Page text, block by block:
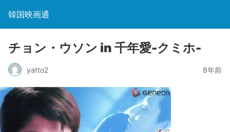
韓国映画通
チョン・ウソン in 千年愛-クミホ-
yatto2 8年前